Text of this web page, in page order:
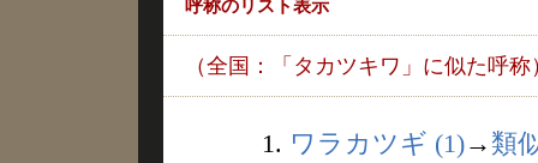
呼称のリスト表示
（全国：「タカツキワ」に似た呼称
1. ワラカツギ (1)→ 類